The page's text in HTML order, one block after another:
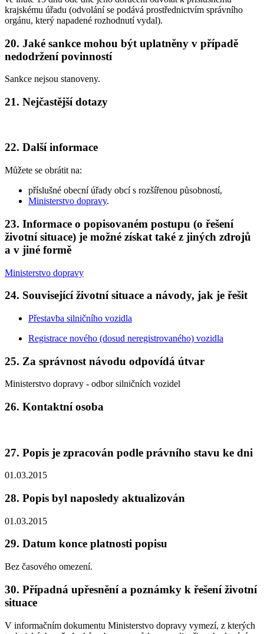
krajskému úřadu (odvolání se podává prostřednictvím správního
orgánu, který napadené rozhodnutí vydal).
20. Jaké sankce mohou být uplatněny v případě
nedodržení povinností
Sankce nejsou stanoveny.
21. Nejčastější dotazy
22. Další informace
Můžete se obrátit na:
příslušné obecní úřady obcí s rozšířenou působností,
Ministerstvo dopravy.
23. Informace o popisovaném postupu (o řešení
životní situace) je možné získat také z jiných zdrojů
a v jiné formě
Ministerstvo dopravy
24. Související životní situace a návody, jak je řešit
Přestavba silničního vozidla
Registrace nového (dosud neregistrovaného) vozidla
25. Za správnost návodu odpovídá útvar
Ministerstvo dopravy - odbor silničních vozidel
26. Kontaktní osoba
27. Popis je zpracován podle právního stavu ke dni
01.03.2015
28. Popis byl naposledy aktualizován
01.03.2015
29. Datum konce platnosti popisu
Bez časového omezení.
30. Případná upřesnění a poznámky k řešení životní
situace
V informačním dokumentu Ministerstvo dopravy vymezí, z kterých